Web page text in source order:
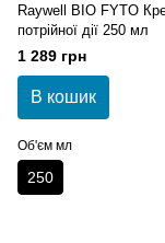
Raywell BIO FYTO
потрійної дії 250 мл
1 289 грн
В кошик
Об'єм мл
250